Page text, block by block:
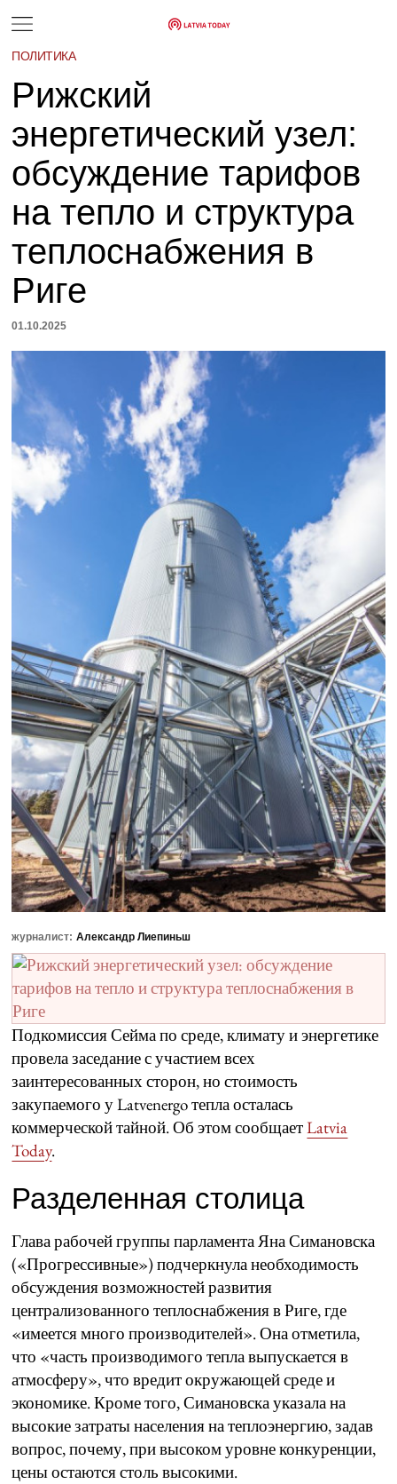
ПОЛИТИКА
Рижский
энергетический узел:
обсуждение тарифов
на тепло и структура
теплоснабжения в
Риге
01.10.2025
журналист: Александр Лиепиньш
Подкомиссия Сейма по среде, климату и энергетике
провела заседание с участием всех
заинтересованных сторон, но стоимость
закупаемого у Latvenergo тепла осталась
коммерческой тайной. Об этом сообщаетLatvia
Today.
Разделенная столица
Глава рабочей группы парламента Яна Симановска
(«Прогрессивные») подчеркнула необходимость
обсуждения возможностей развития
централизованного теплоснабжения в Риге, где
«имеется много производителей». Она отметила,
что «часть производимого тепла выпускается в
атмосферу», что вредит окружающей среде и
экономике. Кроме того, Симановска указала на
высокие затраты населения на теплоэнергию, задав
вопрос, почему, при высоком уровне конкуренции,
цены остаются столь высокими.